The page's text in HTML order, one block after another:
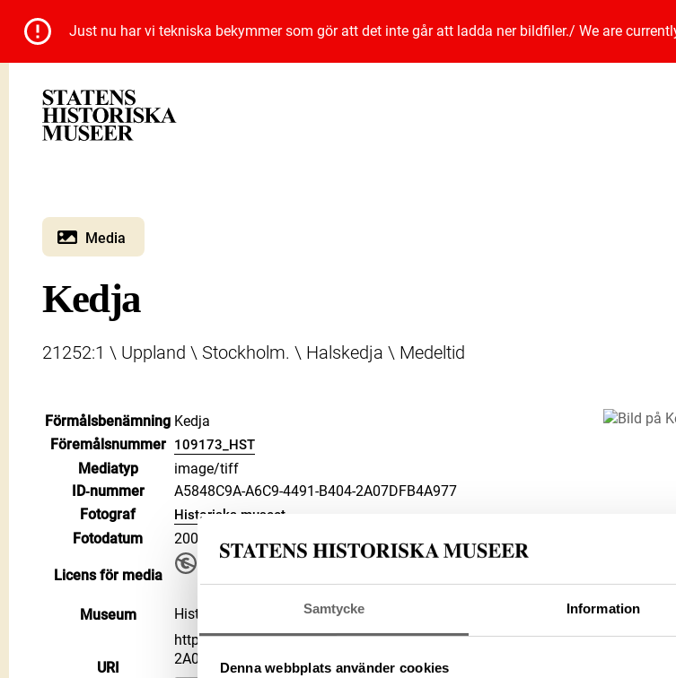
Samtycke Information
Denna webbplats använder cookies
Just nu har vi tekniska bekymmer som gör att det inte går att ladda ner bildfiler./ We are
Media
Kedja
21252:1 \ Uppland \ Stockholm. \ Halskedja \ Medeltid
Förmålsbenämning Kedja
Föremålsnummer 109173_HST
Mediatyp
image/tiff
ID‑nummer
A5848C9A-A6C9-4491-B404-2A07DFB4A977
Fotograf
Historiska museet
Fotodatum 2003-03-01
Licens för media
Upphovsrätten till detta verk har gått ut och är därmed fritt att
Museum Historiska museet
URI
https://samlingar.shm.se/media/A5848C9A-A6C9-4491-B404-
2A07DFB4A977